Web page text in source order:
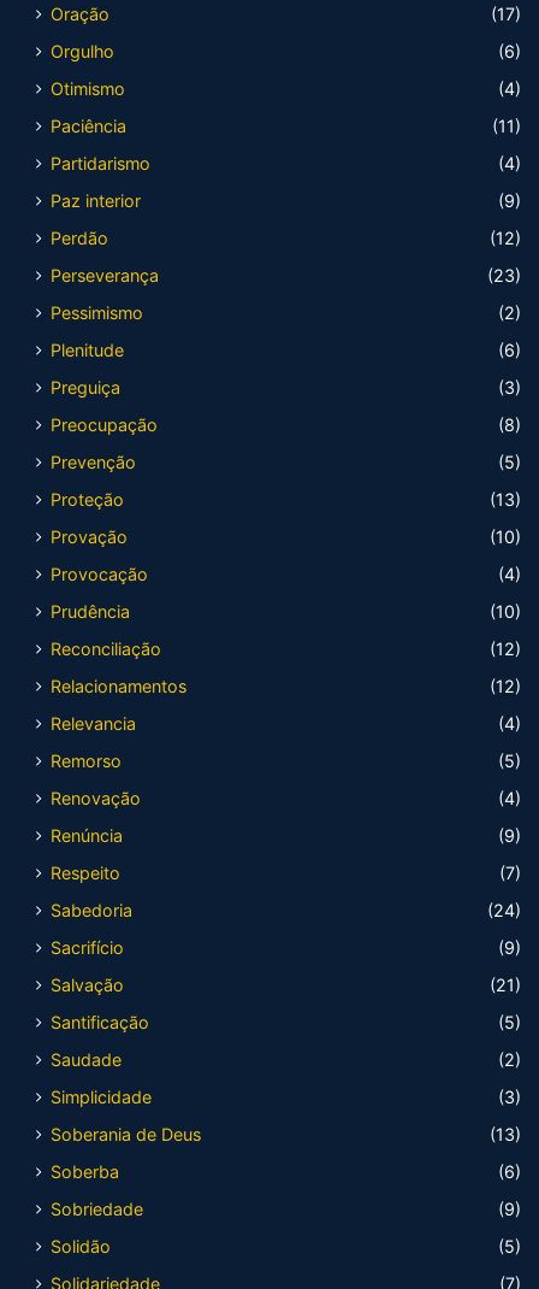
Oração
(17)
Orgulho
(6)
Otimismo
(4)
Paciência
(11)
Partidarismo
(4)
Paz interior
(9)
Perdão
(12)
Perseverança
(23)
Pessimismo
(2)
Plenitude
(6)
Preguiça
(3)
Preocupação
(8)
Prevenção
(5)
Proteção
(13)
Provação
(10)
Provocação
(4)
Prudência
(10)
Reconciliação
(12)
Relacionamentos
(12)
Relevancia
(4)
Remorso
(5)
Renovação
(4)
Renúncia
(9)
Respeito
(7)
Sabedoria
(24)
Sacrifício
(9)
Salvação
(21)
Santificação
(5)
Saudade
(2)
Simplicidade
(3)
Soberania de Deus
(13)
Soberba
(6)
Sobriedade
(9)
Solidão
(5)
Solidariedade
(7)